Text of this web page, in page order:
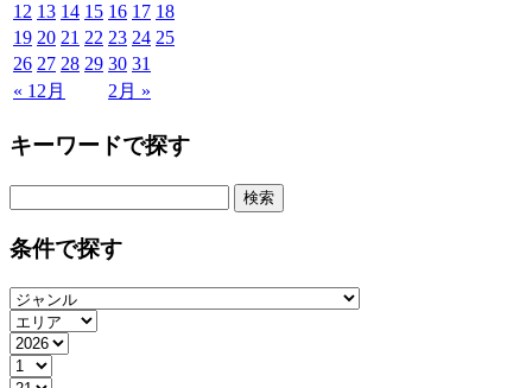
« 12月 2月 »
12 13 14 15 16 17 18
19 20 21 22 23 24 25
26 27 28 29 30 31
キーワードで探す
条件で探す